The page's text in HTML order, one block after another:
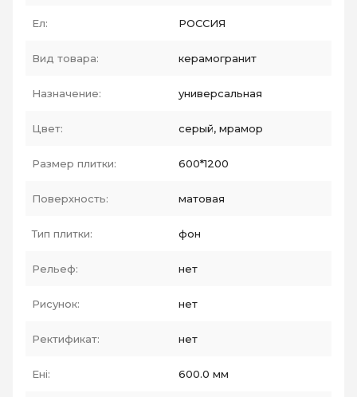
Ел: РОССИЯ
Вид товара: керамогранит
Назначение: универсальная
Цвет: серый, мрамор
Размер плитки: 600*1200
Поверхность: матовая
Тип плитки: фон
Рельеф: нет
Рисунок: нет
Ректификат: нет
Ені: 600.0 мм